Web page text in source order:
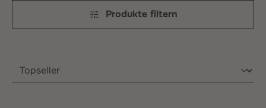
Produkte filtern